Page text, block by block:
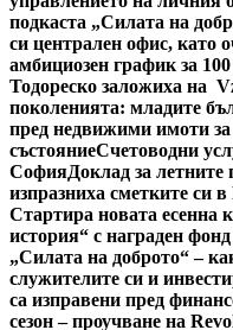
подкаста „Силата на
си централен офис, като
амбициозен график за
Тодореско заложиха на
поколенията: младите
пред недвижими имоти за
състояниеСчетоводни
СофияДоклад за
изпразниха сметките си
Стартира новата есенна
история“ с награден
„Силата на доброто“ –
служителите си и
са изправени пред
сезон – проучване на